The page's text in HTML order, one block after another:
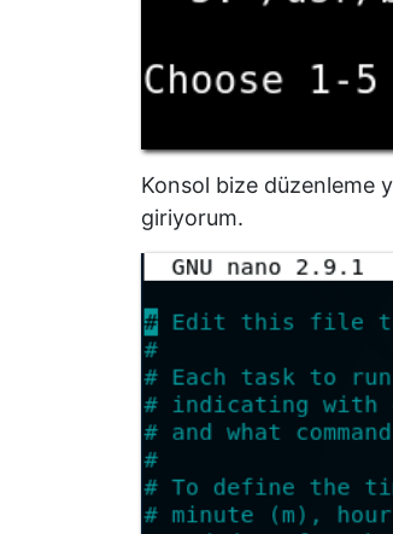
Konsol bize düzenleme
giriyorum.